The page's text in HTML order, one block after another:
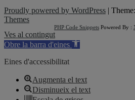
Proudly powered by WordPress |
Themes
PHP Code Snippets Powered By :
Ves al contingut
Obre la barra d'eines
Eines d'accessibilitat
Augmenta el text
Disminueix el text